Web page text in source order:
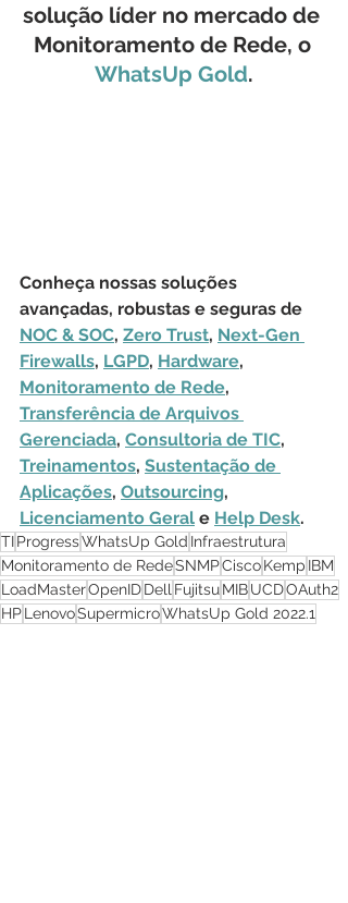
solução líder no mercado de
Monitoramento de Rede, o
WhatsUp Gold.
Conheça nossas soluções
avançadas, robustas e seguras de
NOC & SOC, Zero Trust, Next-Gen
Firewalls, LGPD, Hardware,
Monitoramento de Rede,
Transferência de Arquivos
Gerenciada, Consultoria de TIC,
Treinamentos, Sustentação de
Aplicações, Outsourcing,
Licenciamento Geral e Help Desk.
TIProgressWhatsUp Gold Infraestrutura
Monitoramento de RedeSNMPCiscoKemp IBM
LoadMasterOpenIDDell FujitsuMIBUCDOAuth2
HPLenovoSupermicroWhatsUp Gold 2022.1